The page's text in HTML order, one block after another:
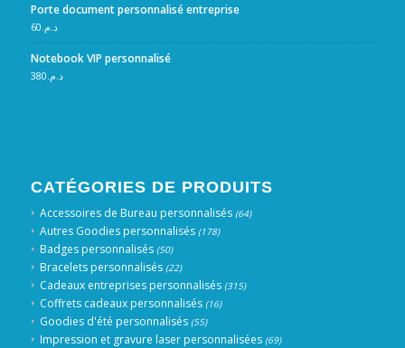
Porte document personnalisé entreprise
د.م. 60
Notebook VIP personnalisé
د.م. 380
CATÉGORIES DE PRODUITS
Accessoires de Bureau personnalisés (64)
Autres Goodies personnalisés (178)
Badges personnalisés (50)
Bracelets personnalisés (22)
Cadeaux entreprises personnalisés (315)
Coffrets cadeaux personnalisés (16)
Goodies d'été personnalisés (55)
Impression et gravure laser personnalisées (69)